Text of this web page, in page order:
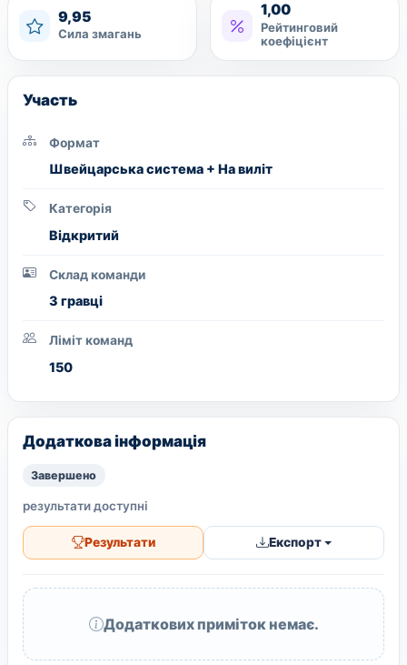
9,95
Сила змагань
1,00
Рейтинговий
коефіцієнт
Участь
Формат
Швейцарська система + На виліт
Категорія
Вiдкритий
Склад команди
3 гравці
Ліміт команд
150
Додаткова інформація
Завершено
результати доступні
Результати Експорт
Додаткових приміток немає.